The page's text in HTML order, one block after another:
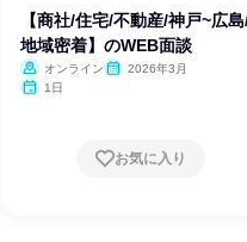
【商社/住宅/不動産/神戸~広
地域密着】のWEB面談
オンライン
2026年3月
1日
お気に入り